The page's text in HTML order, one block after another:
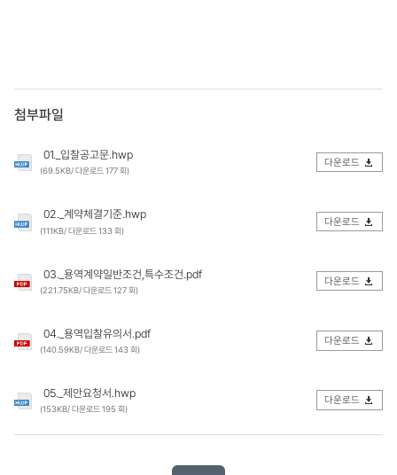
첨부파일
01._입찰공고문.hwp
(69.5KB/ 다운로드 177 회)
다운로드
02._계약체결기준.hwp
(111KB/ 다운로드 133 회)
다운로드
03._용역계약일반조건,특수조건.pdf
(221.75KB/ 다운로드 127 회)
다운로드
04._용역입찰유의서.pdf
(140.59KB/ 다운로드 143 회)
다운로드
05._제안요청서.hwp
(153KB/ 다운로드 195 회)
다운로드